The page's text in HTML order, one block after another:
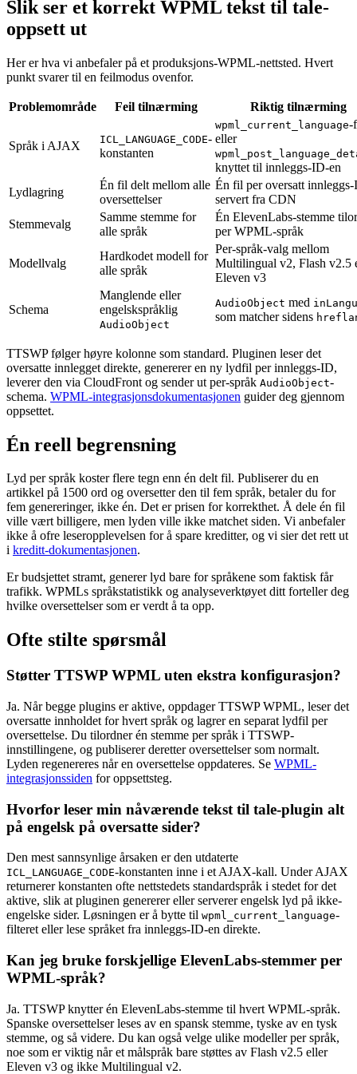
Slik ser et korrekt WPML tekst til tale-
oppsett ut
Her er hva vi anbefaler på et produksjons-WPML-nettsted. Hvert
punkt svarer til en feilmodus ovenfor.
Problemområde Feil tilnærming Riktig tilnærming
Språk i AJAX ICL_LANGUAGE_CODE-
konstanten
wpml_current_language-
eller
knyttet til innleggs-ID-en
Lydlagring
Én fil delt mellom alle
oversettelser
Én fil per oversatt
servert fra CDN
Stemmevalg
Samme stemme for
alle språk
Én ElevenLabs-stemme
per WPML-språk
Modellvalg
Hardkodet modell for
alle språk
Per-språk-valg mellom
Multilingual v2, Flash v2.5
Eleven v3
Schema
Manglende eller
engelskspråklig
AudioObject
AudioObject med
som matcher sidens
TTSWP følger høyre kolonne som standard. Pluginen leser det
oversatte innlegget direkte, genererer en ny lydfil per innleggs-ID,
leverer den via CloudFront og sender ut per-språk AudioObject-
schema. WPML-integrasjonsdokumentasjonen guider deg gjennom
oppsettet.
Én reell begrensning
Lyd per språk koster flere tegn enn én delt fil. Publiserer du en
artikkel på 1500 ord og oversetter den til fem språk, betaler du for
fem genereringer, ikke én. Det er prisen for korrekthet. Å dele én fil
ville vært billigere, men lyden ville ikke matchet siden. Vi anbefaler
ikke å ofre leseropplevelsen for å spare kreditter, og vi sier det rett ut
i kreditt-dokumentasjonen.
Er budsjettet stramt, generer lyd bare for språkene som faktisk får
trafikk. WPMLs språkstatistikk og analyseverktøyet ditt forteller deg
hvilke oversettelser som er verdt å ta opp.
Ofte stilte spørsmål
Støtter TTSWP WPML uten ekstra konfigurasjon?
Ja. Når begge plugins er aktive, oppdager TTSWP WPML, leser det
oversatte innholdet for hvert språk og lagrer en separat lydfil per
oversettelse. Du tilordner én stemme per språk i TTSWP-
innstillingene, og publiserer deretter oversettelser som normalt.
Lyden regenereres når en oversettelse oppdateres. Se WPML-
integrasjonssiden for oppsettsteg.
Hvorfor leser min nåværende tekst til tale-plugin alt
på engelsk på oversatte sider?
Den mest sannsynlige årsaken er den utdaterte
ICL_LANGUAGE_CODE-konstanten inne i et AJAX-kall. Under AJAX
returnerer konstanten ofte nettstedets standardspråk i stedet for det
aktive, slik at pluginen genererer eller serverer engelsk lyd på ikke-
engelske sider. Løsningen er å bytte til wpml_current_language-
filteret eller lese språket fra innleggs-ID-en direkte.
Kan jeg bruke forskjellige ElevenLabs-stemmer per
WPML-språk?
Ja. TTSWP knytter én ElevenLabs-stemme til hvert WPML-språk.
Spanske oversettelser leses av en spansk stemme, tyske av en tysk
stemme, og så videre. Du kan også velge ulike modeller per språk,
noe som er viktig når et målspråk bare støttes av Flash v2.5 eller
Eleven v3 og ikke Multilingual v2.